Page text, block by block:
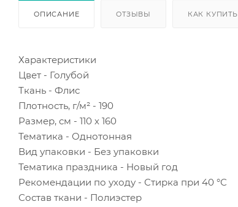
ОПИСАНИЕ ОТЗЫВЫ КАК КУПИТЬ
Характеристики
Цвет - Голубой
Ткань - Флис
Плотность, г/м² - 190
Размер, см - 110 х 160
Тематика - Однотонная
Вид упаковки - Без упаковки
Тематика праздника - Новый год
Рекомендации по уходу - Стирка при 40 °С
Состав ткани - Полиэстер